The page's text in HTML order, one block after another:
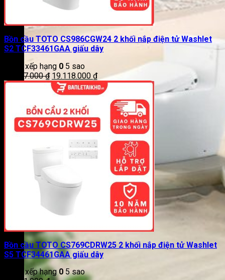
Bồn cầu TOTO CS986CGW24 2 khối nắp điện tử Washlet
S2 TCF33461GAA giấu dây
Được xếp hạng 0 5 sao
23.367.000₫ Giá
gốc
là:
23.367.000 ₫.
19.118.000 ₫Giá
hiện
tại
19.118.000 ₫.
Bồn cầu TOTO CS769CDRW25 2 khối nắp điện tử Washlet
S5 TCF34461GAA giấu dây
Được xếp hạng0 5 sao